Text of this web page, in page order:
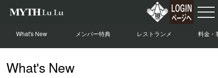
What's New メンバー特典
レストランメ
ニュー
料金・
報
What's New